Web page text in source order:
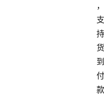
，
支
持
货
到
付
款